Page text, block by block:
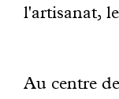
l'artisanat,
Au centre